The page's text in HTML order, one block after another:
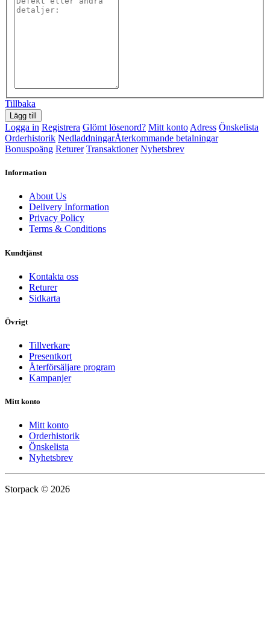
Tillbaka
Logga in Registrera Glömt lösenord? Mitt konto Adress Önskelista
Orderhistorik NedladdningarÅterkommande betalningar
Bonuspoäng Returer Transaktioner Nyhetsbrev
Information
About Us
Delivery Information
Privacy Policy
Terms & Conditions
Kundtjänst
Kontakta oss
Returer
Sidkarta
Övrigt
Tillverkare
Presentkort
Återförsäljare program
Kampanjer
Mitt konto
Mitt konto
Orderhistorik
Önskelista
Nyhetsbrev
Storpack © 2026